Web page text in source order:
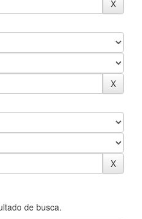
de busca.